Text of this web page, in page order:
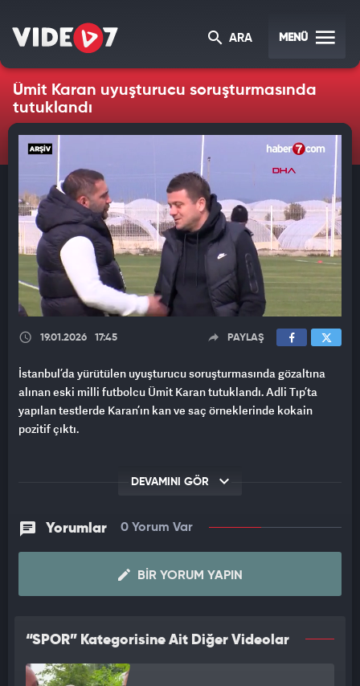
ARA MENÜ
Ümit Karan uyuşturucu soruşturmasında
tutuklandı
19.01.2026 17:45 PAYLAŞ
İstanbul’da yürütülen uyuşturucu soruşturmasında gözaltına
alınan eski milli futbolcu Ümit Karan tutuklandı. Adli Tıp’ta
yapılan testlerde Karan’ın kan ve saç örneklerinde kokain
pozitif çıktı.
DEVAMINI GÖR
Yorumlar 0 Yorum Var
BIR YORUM YAPIN
“SPOR” Kategorisine Ait Diğer Videolar